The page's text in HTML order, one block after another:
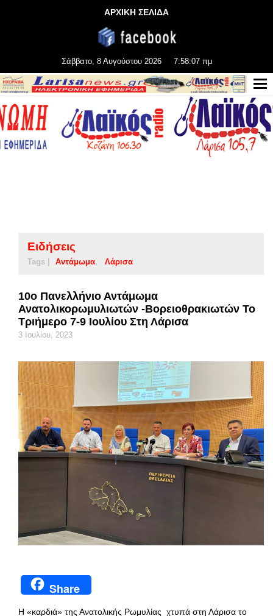
ΑΡΧΙΚΗ ΣΕΛΙΔΑ
Σάββατο, 8 Αυγούστου 2026 7:58:08 πμ
Ειδήσεις
Tags | Αντάμωμα Λάρισα
10ο Πανελλήνιο Αντάμωμα
Ανατολικορωμυλιωτών -Βορειοθρακιωτών Το
Τριήμερο 7-9 Ιουλίου Στη Λάρισα
3 Ιουλίου, 2023
Share
Η «καρδιά» της Ανατολικής Ρωμυλίας χτυπά στη Λάρισα το